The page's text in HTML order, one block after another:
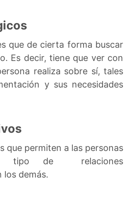
que de cierta forma buscar
Es decir, tiene que ver con
realiza sobre sí, tales
y sus necesidades
que permiten a las personas
tipo de relaciones
los demás.